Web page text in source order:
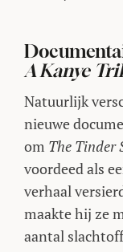
A Kanye
Natuurlijk
nieuwe
om The Tinder
voordeed als
verhaal
maakte hij ze
aantal